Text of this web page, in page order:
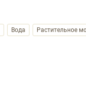
Вода Растительное